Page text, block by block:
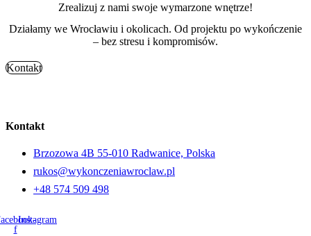
Zrealizuj z nami swoje wymarzone wnętrze!
Działamy we Wrocławiu i okolicach. Od projektu po wykończenie
– bez stresu i kompromisów.
Kontakt
Kontakt
Brzozowa 4B 55-010 Radwanice, Polska
rukos@wykonczeniawroclaw.pl
+48 574 509 498
f
Instagram